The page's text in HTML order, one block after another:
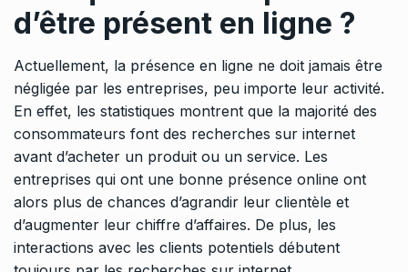
d’être présent en ligne ?
Actuellement, la présence en ligne ne doit jamais être
négligée par les entreprises, peu importe leur activité.
En effet, les statistiques montrent que la majorité des
consommateurs font des recherches sur internet
avant d’acheter un produit ou un service. Les
entreprises qui ont une bonne présence online ont
alors plus de chances d’agrandir leur clientèle et
d’augmenter leur chiffre d’affaires. De plus, les
interactions avec les clients potentiels débutent